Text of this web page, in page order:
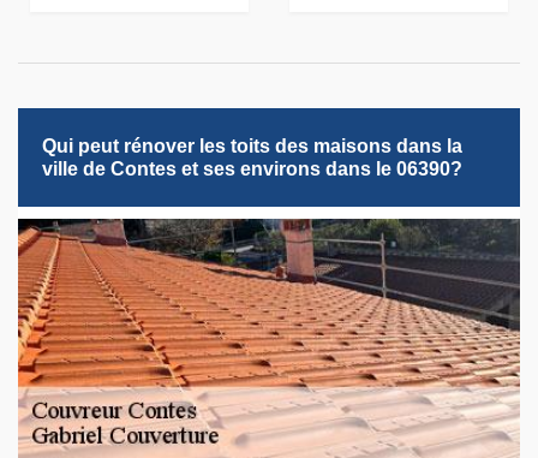
Qui peut rénover les toits des maisons dans la
ville de Contes et ses environs dans le 06390?